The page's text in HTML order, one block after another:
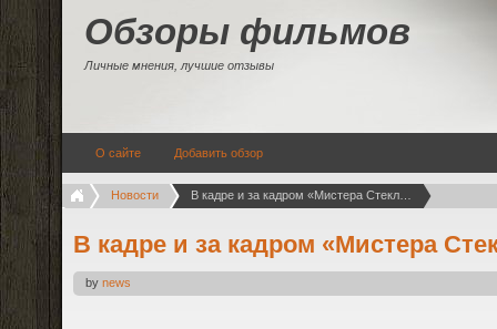
Обзоры фильмов
Личные мнения, лучшие отзывы
О сайте Добавить обзор
Новости
В кадре и за кадром «Мистера
by news